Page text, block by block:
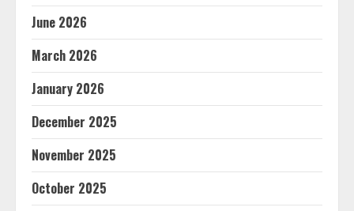
June 2026
March 2026
January 2026
December 2025
November 2025
October 2025